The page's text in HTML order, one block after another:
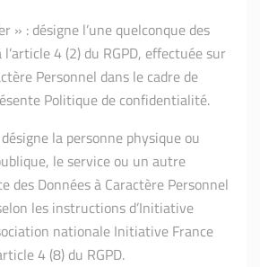
» : désigne l’une quelconque des
4 (2) du RGPD, effectuée sur
Personnel dans le cadre de
Politique de confidentialité.
la personne physique ou
le service ou un autre
des Données à Caractère Personnel
les instructions d’Initiative
nationale Initiative France
4 (8) du RGPD.